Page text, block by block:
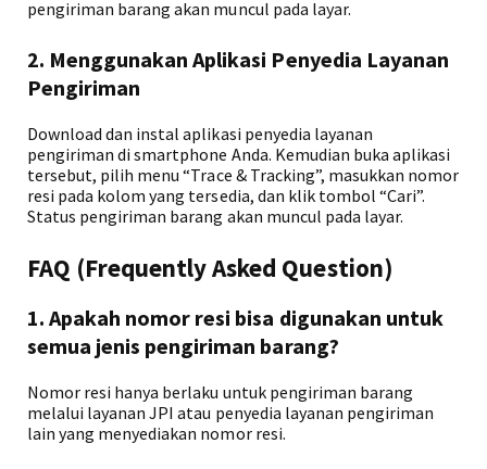
pengiriman barang akan muncul pada layar.
2. Menggunakan Aplikasi Penyedia Layanan
Pengiriman
Download dan instal aplikasi penyedia layanan
pengiriman di smartphone Anda. Kemudian buka aplikasi
tersebut, pilih menu “Trace & Tracking”, masukkan nomor
resi pada kolom yang tersedia, dan klik tombol “Cari”.
Status pengiriman barang akan muncul pada layar.
FAQ (Frequently Asked Question)
1. Apakah nomor resi bisa digunakan untuk
semua jenis pengiriman barang?
Nomor resi hanya berlaku untuk pengiriman barang
melalui layanan JPI atau penyedia layanan pengiriman
lain yang menyediakan nomor resi.